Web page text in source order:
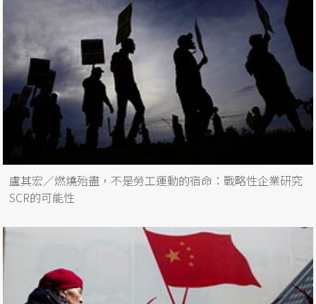
盧其宏／燃燒殆盡，不是勞工運動的宿命：戰略性企業研究
SCR的可能性